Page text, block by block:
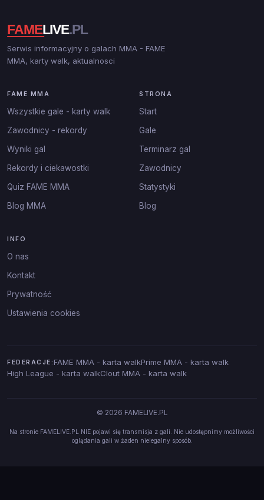
Serwis informacyjny o galach MMA - FAME
MMA, karty walk, aktualnosci
FAME MMA
Wszystkie gale - karty walk
Zawodnicy - rekordy
Wyniki gal
Rekordy i ciekawostki
Quiz FAME MMA
Blog MMA
STRONA
Start
Gale
Terminarz gal
Zawodnicy
Statystyki
Blog
INFO
O nas
Kontakt
Prywatność
Ustawienia cookies
FEDERACJE: FAME MMA - karta walkPrime MMA - karta walk
High League - karta walkClout MMA - karta walk
© 2026 FAMELIVE.PL
Na stronie FAMELIVE.PL NIE pojawi się transmisja z gali. Nie udostępnimy możliwości
oglądania gali w żaden nielegalny sposób.